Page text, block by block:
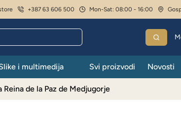
+387 63 606 500 Mon-Sat: 08:00 - 16:00
i multimedija Svi proizvodi Novosti
de la Paz de Medjugorje